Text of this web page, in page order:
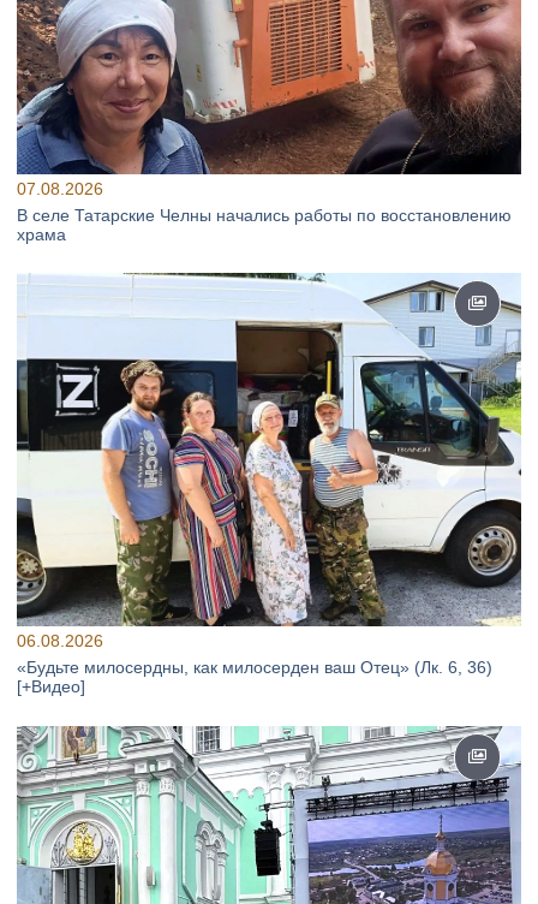
07.08.2026
В селе Татарские Челны начались работы по восстановлению
храма
06.08.2026
«Будьте милосердны, как милосерден ваш Отец» (Лк. 6, 36)
[+Видео]